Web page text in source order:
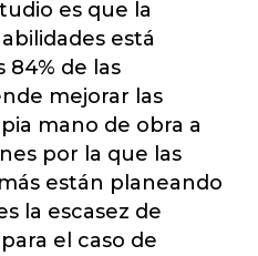
es que la
está
de las
mejorar las
mano de obra a
por la que las
están planeando
la escasez de
el caso de